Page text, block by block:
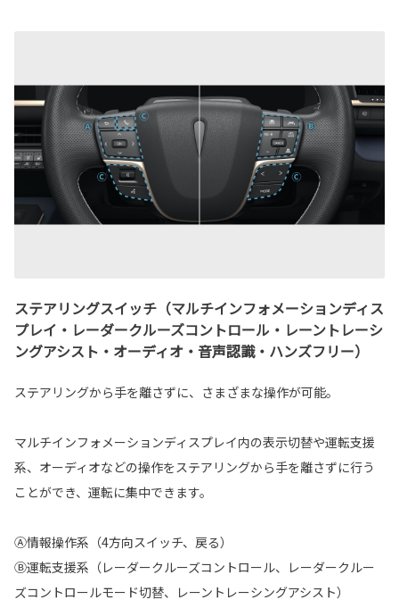
ステアリングスイッチ（マルチインフォメーションディス
プレイ・レーダークルーズコントロール・レーントレーシ
ングアシスト・オーディオ・音声認識・ハンズフリー）
ステアリングから手を離さずに、さまざまな操作が可能。
マルチインフォメーションディスプレイ内の表示切替や運転支援
系、オーディオなどの操作をステアリングから手を離さずに行う
ことができ、運転に集中できます。
Ⓐ情報操作系（4方向スイッチ、戻る）
Ⓑ運転支援系（レーダークルーズコントロール、レーダークルー
ズコントロールモード切替、レーントレーシングアシスト）